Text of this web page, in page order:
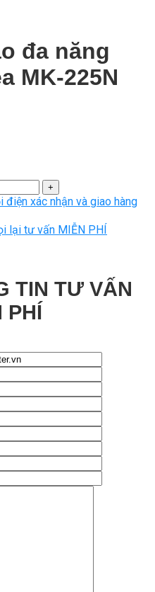
đa năng
MK-225N
điện xác nhận và giao hàng
lại tư vấn MIỄN PHÍ
TIN TƯ VẤN
PHÍ